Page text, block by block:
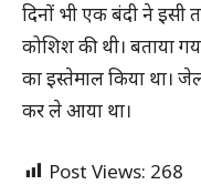
दिनों भी एक बंदी ने
कोशिश की थी। बताया
का इस्तेमाल किया था।
कर ले आया था।
Post Views: 268